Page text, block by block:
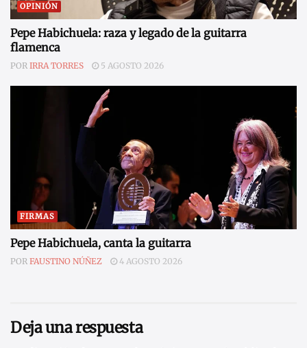
OPINIÓN
Pepe Habichuela: raza y legado de la guitarra
flamenca
POR IRRA TORRES 5 AGOSTO 2026
FIRMAS
Pepe Habichuela, canta la guitarra
POR FAUSTINO NÚÑEZ 4 AGOSTO 2026
Deja una respuesta